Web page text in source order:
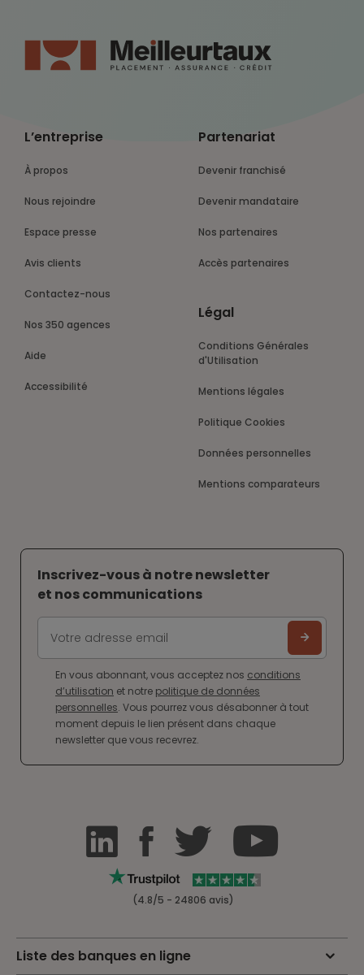
L’entreprise
À propos
Nous rejoindre
Espace presse
Avis clients
Contactez-nous
Nos 350 agences
Aide
Accessibilité
Partenariat
Devenir franchisé
Devenir mandataire
Nos partenaires
Accès partenaires
Légal
Conditions Générales
d'Utilisation
Mentions légales
Politique Cookies
Données personnelles
Mentions comparateurs
Inscrivez-vous à notre newsletter
et nos communications
En vous abonnant, vous acceptez nos conditions
d’utilisation et notre politique de données
personnelles. Vous pourrez vous désabonner à tout
moment depuis le lien présent dans chaque
newsletter que vous recevrez.
(4.8/5 - 24806 avis)
Liste des banques en ligne